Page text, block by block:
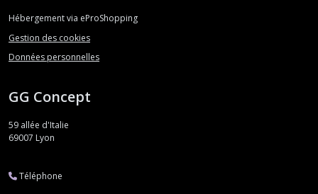
Hébergement via eProShopping
Gestion des cookies
Données personnelles
GG Concept
59 allée d'Italie
69007 Lyon
Téléphone